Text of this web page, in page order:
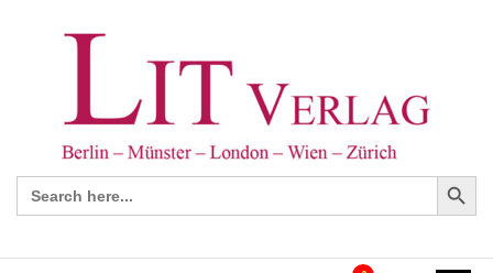
Search
for:
Search Button